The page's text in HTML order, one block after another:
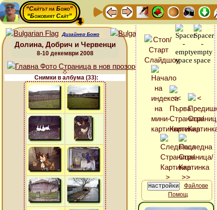
“Сайтът на Божо”
“Божовият Сайт”
Дизайнер Божо
Долина, Добрич и Червенци
8-10 декември 2008
Снимки в албума (33):
Файлове
Помощ